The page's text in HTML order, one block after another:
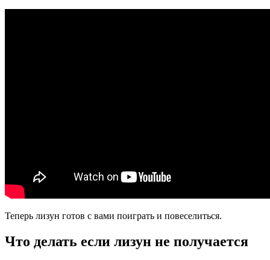
Теперь лизун готов с вами поиграть и повеселиться.
Что делать если лизун не получается